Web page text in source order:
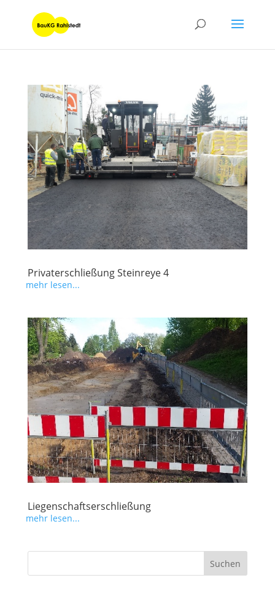
Privaterschließung Steinreye 4
mehr lesen...
Liegenschaftserschließung
mehr lesen...